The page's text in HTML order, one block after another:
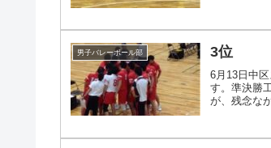
男子バレーボール部 3位
6月13日中
す。準決勝
が、残念な